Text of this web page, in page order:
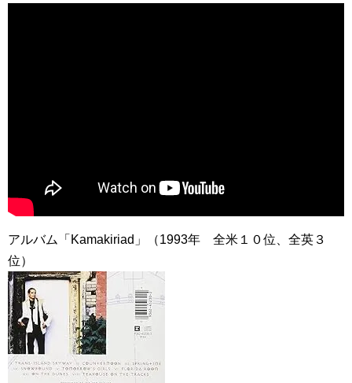
アルバム「Kamakiriad」（1993年 全米１０位、全英３
位）